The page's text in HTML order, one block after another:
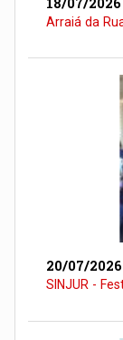
Arraiá da
20/07/2026
SINJUR -